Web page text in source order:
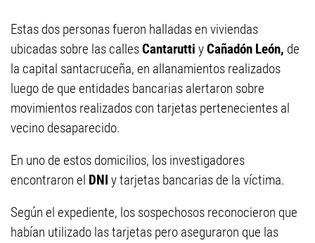
Estas dos personas fueron halladas en viviendas
ubicadas sobre las callesCantarutti yCañadón León, de
la capital santacruceña, en allanamientos realizados
luego de que entidades bancarias alertaron sobre
movimientos realizados con tarjetas pertenecientes al
vecino desaparecido.
En uno de estos domicilios, los investigadores
encontraron el DNI y tarjetas bancarias de la víctima.
Según el expediente, los sospechosos reconocieron que
habían utilizado las tarjetas pero aseguraron que las